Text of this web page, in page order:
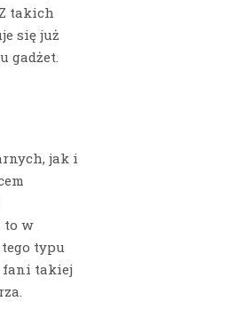
takich
się już
gadżet.
jak i
to w
typu
fani takiej